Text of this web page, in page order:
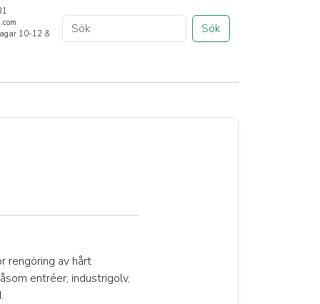
10-12 &
Sök
rengöring av hårt
entréer, industrigolv,